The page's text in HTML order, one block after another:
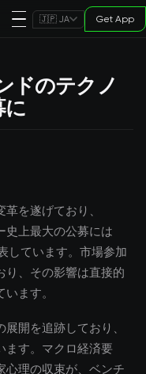
🇯🇵 JA Get App
のテクノ
に
を遂げており、
上最大の公募には
しています。市場参加
り、その影響は直接的
ます。
開を追跡しており、
ます。マクロ経済要
心理の収束が、ベンチ